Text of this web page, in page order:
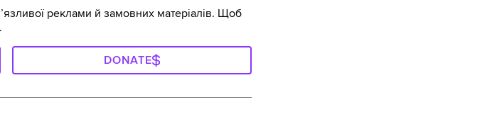
реклами й замовних матеріалів. Щоб
DONATE